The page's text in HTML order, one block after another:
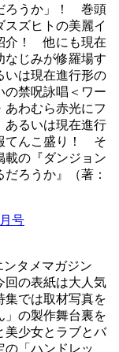
ろうか」！ 巻頭
ズヒトの美麗イ
介！ 他にも現在
なじみが修羅場す
いは現在進行形の
の禁呪詠唱＜ワー
あわむら赤光にフ
るいは現在進行
てんこ盛り！ そ
載の『ダンジョン
ろうか』（著：
ンタメマガジン
回の表紙は大人気
では取材写真を
」の製作舞台裏を
少女とラブとバ
「ハンドレッ